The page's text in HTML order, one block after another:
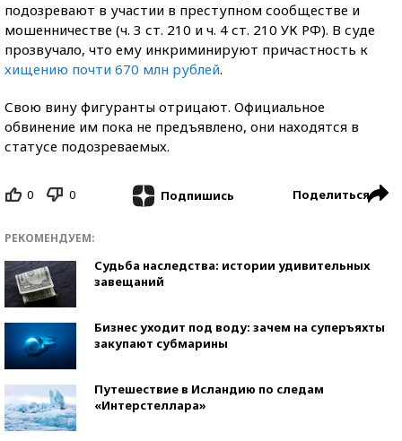
подозревают в участии в преступном сообществе и
мошенничестве (ч. 3 ст. 210 и ч. 4 ст. 210 УК РФ). В суде
прозвучало, что ему инкриминируют причастность к
хищению почти 670 млн рублей.
Свою вину фигуранты отрицают. Официальное
обвинение им пока не предъявлено, они находятся в
статусе подозреваемых.
0 0 Подпишись Поделиться
РЕКОМЕНДУЕМ:
Судьба наследства: истории удивительных
завещаний
Бизнес уходит под воду: зачем на суперъяхты
закупают субмарины
Путешествие в Исландию по следам
«Интерстеллара»